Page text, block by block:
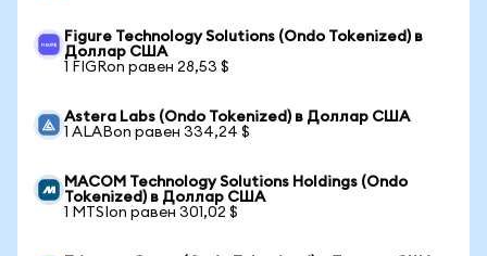
Figure Technology Solutions (Ondo Tokenized) в
Доллар США
1 FIGRon равен 28,53 $
Astera Labs (Ondo Tokenized) в Доллар США
1 ALABon равен 334,24 $
MACOM Technology Solutions Holdings (Ondo
Tokenized) в Доллар США
1 MTSIon равен 301,02 $